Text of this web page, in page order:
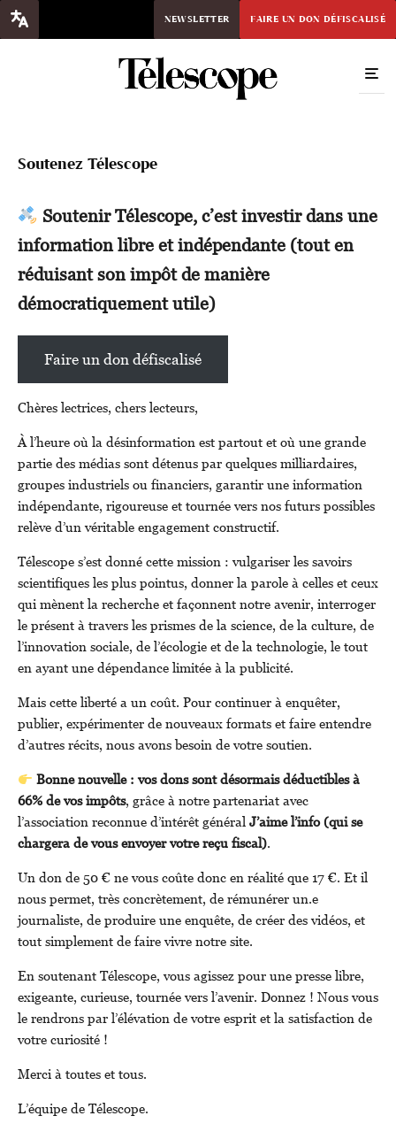
NEWSLETTER FAIRE UN DON DÉFISCALISÉ
Soutenez Télescope
Soutenir Télescope, c’est investir dans une
information libre et indépendante (tout en
réduisant son impôt de manière
démocratiquement utile)
Faire un don défiscalisé
Chères lectrices, chers lecteurs,
À l’heure où la désinformation est partout et où une grande
partie des médias sont détenus par quelques milliardaires,
groupes industriels ou financiers, garantir une information
indépendante, rigoureuse et tournée vers nos futurs possibles
relève d’un véritable engagement constructif.
Télescope s’est donné cette mission : vulgariser les savoirs
scientifiques les plus pointus, donner la parole à celles et ceux
qui mènent la recherche et façonnent notre avenir, interroger
le présent à travers les prismes de la science, de la culture, de
l’innovation sociale, de l’écologie et de la technologie, le tout
en ayant une dépendance limitée à la publicité.
Mais cette liberté a un coût. Pour continuer à enquêter,
publier, expérimenter de nouveaux formats et faire entendre
d’autres récits, nous avons besoin de votre soutien.
Bonne nouvelle : vos dons sont désormais déductibles à
66% de vos impôts, grâce à notre partenariat avec
l’association reconnue d’intérêt généralJ’aime l’info (qui se
chargera de vous envoyer votre reçu fiscal).
Un don de 50 € ne vous coûte donc en réalité que 17 €. Et il
nous permet, très concrètement, de rémunérer un.e
journaliste, de produire une enquête, de créer des vidéos, et
tout simplement de faire vivre notre site.
En soutenant Télescope, vous agissez pour une presse libre,
exigeante, curieuse, tournée vers l’avenir. Donnez ! Nous vous
le rendrons par l’élévation de votre esprit et la satisfaction de
votre curiosité !
Merci à toutes et tous.
L’équipe de Télescope.